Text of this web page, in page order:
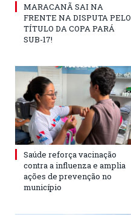
MARACANÃ SAI NA
FRENTE NA DISPUTA PELO
TÍTULO DA COPA PARÁ
SUB-17!
Saúde reforça vacinação
contra a influenza e amplia
ações de prevenção no
município